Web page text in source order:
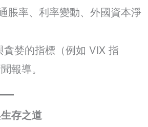
脹率、利率變動、外國資本淨
貪婪的指標（例如 VIX 指
報導。
存之道